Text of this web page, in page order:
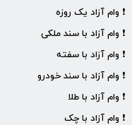
❗ وام آزاد یک روزه
❗ وام آزاد با سند ملکی
❗ وام آزاد با سفته
❗ وام آزاد با سند خودرو
❗ وام آزاد با طلا
❗ وام آزاد با چک